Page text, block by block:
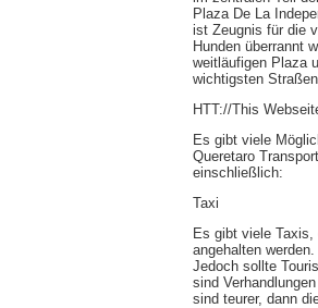
Plaza De La
ist Zeugnis für die
Hunden überrannt
weitläufigen Plaza
wichtigsten
HTT://This
Es gibt viele
Queretaro
einschließlich:
Taxi
Es gibt viele Taxis,
angehalten
Jedoch sollte
sind
sind teurer, dann